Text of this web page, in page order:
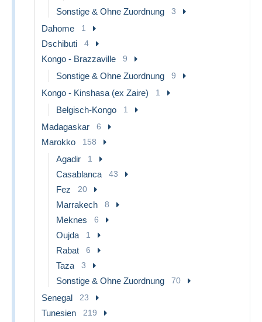
Sonstige & Ohne Zuordnung 3
Dahome 1
Dschibuti 4
Kongo - Brazzaville 9
Sonstige & Ohne Zuordnung 9
Kongo - Kinshasa (ex Zaire) 1
Belgisch-Kongo 1
Madagaskar 6
Marokko 158
Agadir 1
Casablanca 43
Fez 20
Marrakech 8
Meknes 6
Oujda 1
Rabat 6
Taza 3
Sonstige & Ohne Zuordnung 70
Senegal 23
Tunesien 219